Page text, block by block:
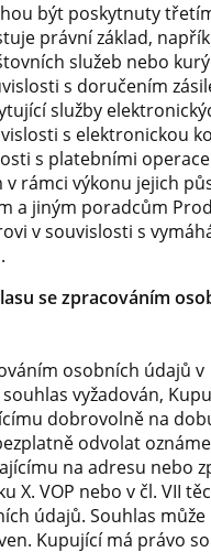
být poskytnuty
právní základ,
služeb nebo
s doručením
služby
s elektronickou
s platebními
rámci výkonu jejich
a jiným poradcům
v souvislosti s
se zpracováním
osobních údajů v
vyžadován,
dobrovolně na
odvolat
na adresu nebo
X. VOP nebo v čl. VII
údajů. Souhlas může
Kupující má právo